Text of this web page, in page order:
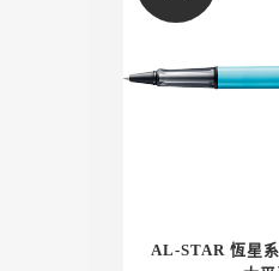
AL-STAR 恆星